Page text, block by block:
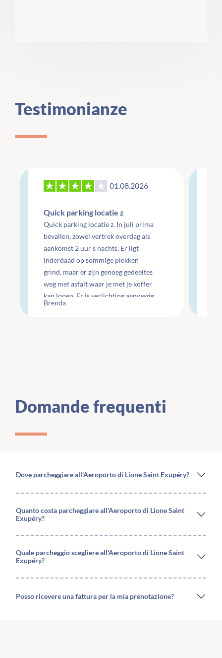
Testimonianze
01.08.2026
Quick parking locatie z
Quick parking locatie z. In juli prima
bevallen, zowel vertrek overdag als
aankomst 2 uur s nachts. Er ligt
inderdaad op sommige plekken
grind, maar er zijn genoeg gedeeltes
weg met asfalt waar je met je koffer
kan lopen. Er is verlichting aanwezig
maar wel minimaal.
Brenda
Domande frequenti
Dove parcheggiare all'Aeroporto di Lione Saint Exupéry?
Quanto costa parcheggiare all'Aeroporto di Lione Saint
Exupéry?
Quale parcheggio scegliere all'Aeroporto di Lione Saint
Exupéry?
Posso ricevere una fattura per la mia prenotazione?